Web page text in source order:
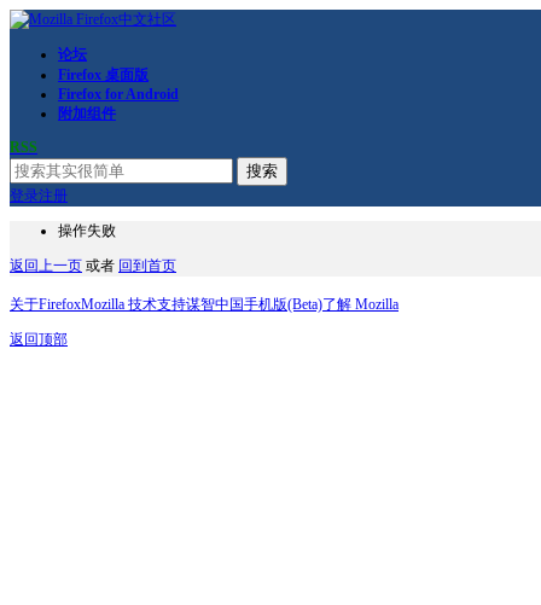
论坛
Firefox 桌面版
Firefox for Android
附加组件
RSS
搜索
登录注册
操作失败
返回上一页 或者 回到首页
关于FirefoxMozilla 技术支持谋智中国手机版(Beta)了解 Mozilla
返回顶部